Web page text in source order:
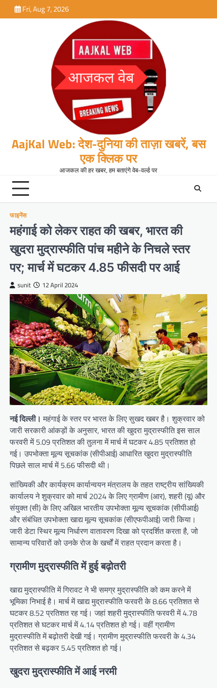
to
Fri, Aug 7, 2026
AajKal Web: देश-दुनिया की ताज़ा खबरें, बस
एक क्लिक पर
आजकल की हर खबर, हम बताएंगे वेब-वर्ल्ड पर
फाइनेंस
महंगाई को लेकर राहत की खबर, भारत की
खुदरा मुद्रास्फीति पांच महीने के निचले स्तर
पर; मार्च में घटकर 4.85 फीसदी पर आई
sunit 12 April 2024
नई दिल्ली। महंगाई के स्तर पर भारत के लिए सुखद खबर है। शुक्रवार को
जारी सरकारी आंकड़ों के अनुसार, भारत की खुदरा मुद्रास्फीति इस साल
फरवरी में 5.09 प्रतिशत की तुलना में मार्च में घटकर 4.85 प्रतिशत हो
गई। उपभोक्ता मूल्य सूचकांक (सीपीआई) आधारित खुदरा मुद्रास्फीति
पिछले साल मार्च में 5.66 फीसदी थी।
सांख्यिकी और कार्यक्रम कार्यान्वयन मंत्रालय के तहत राष्ट्रीय सांख्यिकी
कार्यालय ने शुक्रवार को मार्च 2024 के लिए ग्रामीण (आर), शहरी (यू) और
संयुक्त (सी) के लिए अखिल भारतीय उपभोक्ता मूल्य सूचकांक (सीपीआई)
और संबंधित उपभोक्ता खाद्य मूल्य सूचकांक (सीएफपीआई) जारी किया।
जारी डेटा स्थिर मूल्य निर्धारण वातावरण दिखा को प्रदर्शित करता है, जो
सामान्य परिवारों को उनके रोज के खर्चों में राहत प्रदान करता है।
ग्रामीण मुद्रास्फीति में हुई बढ़ोतरी
खाद्य मुद्रास्फीति में गिरावट ने भी समग्र मुद्रास्फीति को कम करने में
भूमिका निभाई है। मार्च में खाद्य मुद्रास्फीति फरवरी के 8.66 प्रतिशत से
घटकर 8.52 प्रतिशत रह गई। जहां शहरी मुद्रास्फीति फरवरी में 4.78
प्रतिशत से घटकर मार्च में 4.14 प्रतिशत हो गई। वहीं ग्रामीण
मुद्रास्फीति में बढ़ोतरी देखी गई। ग्रामीण मुद्रास्फीति फरवरी के 4.34
प्रतिशत से बढ़कर 5.45 प्रतिशत हो गई।
खुदरा मुद्रास्फीति में आई नरमी